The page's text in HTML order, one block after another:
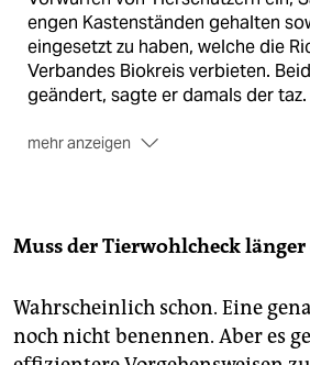
engen Kastenständen gehalten
eingesetzt zu haben, welche die
Verbandes Biokreis verbieten.
geändert, sagte er damals der taz.
mehr anzeigen
keinen Auslauf, viele männliche
dem Schlüpfen getötet.
Firma, die bis dato als größter
Deutschlands galt, wurde
Muss der Tierwohlcheck länger
Wahrscheinlich schon. Eine
noch nicht benennen. Aber es